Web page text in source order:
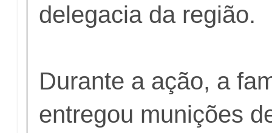
delegacia da região.
Durante a ação, a
entregou munições